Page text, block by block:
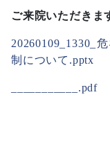
ご来院いただきま
20260109_1330_
制について.pptx
___________.pdf